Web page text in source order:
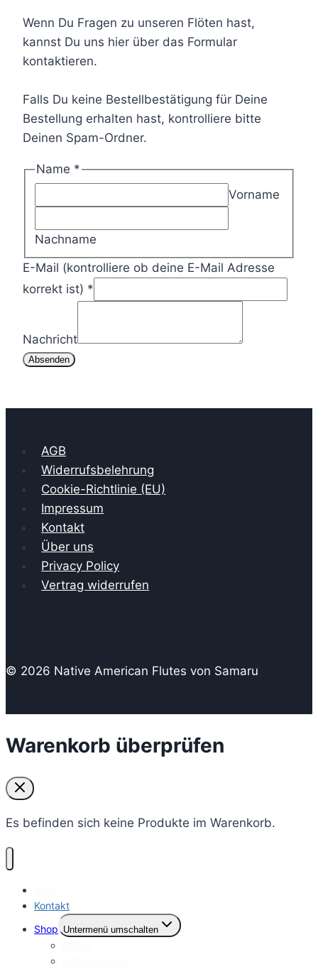
Wenn Du Fragen zu unseren Flöten hast,
kannst Du uns hier über das Formular
kontaktieren.
Falls Du keine Bestellbestätigung für Deine
Bestellung erhalten hast, kontrolliere bitte
Deinen Spam-Ordner.
Name *
Vorname
Nachname
E-Mail (kontrolliere ob deine E-Mail Adresse
korrekt ist) *
Nachricht
Absenden
AGB
Widerrufsbelehrung
Cookie-Richtlinie (EU)
Impressum
Kontakt
Über uns
Privacy Policy
Vertrag widerrufen
© 2026 Native American Flutes von Samaru
Warenkorb überprüfen
Es befinden sich keine Produkte im Warenkorb.
Kontakt
Shop Untermenü umschalten